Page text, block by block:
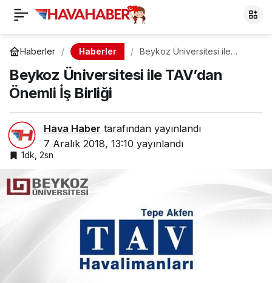
Haberler Haberler
Beykoz Üniversitesi ile
Beykoz Üniversitesi ile TAV’dan
Önemli İş Birliği
Hava Haber tarafından yayınlandı
7 Aralık 2018, 13:10 yayınlandı
1dk, 2sn